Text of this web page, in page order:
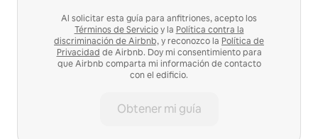
Al solicitar esta guía para anfitriones, acepto los
Términos de Servicioy la Política contra la
discriminación de Airbnb,y reconozco la Política de
Privacidad de Airbnb. Doy mi consentimiento para
que Airbnb comparta mi información de contacto
con el edificio.
Obtener mi guía